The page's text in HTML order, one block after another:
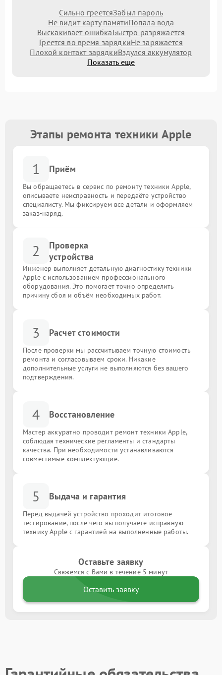
Сильно греетсяЗабыл пароль
Не видит карту памятиПопала вода
Выскакивает ошибкаБыстро разряжается
Греется во время зарядкиНе заряжается
Плохой контакт зарядкиВздулся аккумулятор
Показать еще
Этапы ремонта техники Apple
1 Приём
Вы обращаетесь в сервис по ремонту техники Apple,
описываете неисправность и передаёте устройство
специалисту. Мы фиксируем все детали и оформляем
заказ-наряд.
2
Проверка
устройства
Инженер выполняет детальную диагностику техники
Apple с использованием профессионального
оборудования. Это помогает точно определить
причину сбоя и объём необходимых работ.
3 Расчет стоимости
После проверки мы рассчитываем точную стоимость
ремонта и согласовываем сроки. Никакие
дополнительные услуги не выполняются без вашего
подтверждения.
4 Восстановление
Мастер аккуратно проводит ремонт техники Apple,
соблюдая технические регламенты и стандарты
качества. При необходимости устанавливаются
совместимые комплектующие.
5 Выдача и гарантия
Перед выдачей устройство проходит итоговое
тестирование, после чего вы получаете исправную
технику Apple с гарантией на выполненные работы.
Оставьте заявку
Свяжемся с Вами в течение 5 минут
Оставить заявку